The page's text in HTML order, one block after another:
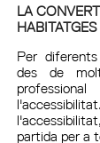
LA
Per
des de
partida per a